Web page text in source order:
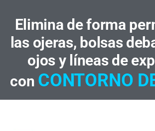
Elimina de forma
las ojeras, bolsas
ojos y líneas de
con CONTORNO